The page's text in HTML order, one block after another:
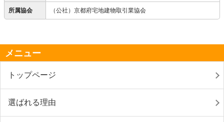
所属協会 （公社）京都府宅地建物取引業協会
メニュー
トップページ
選ばれる理由